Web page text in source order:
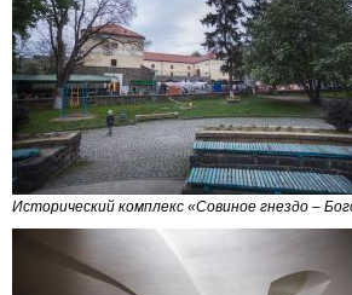
Исторический комплекс «Совиное гнездо –